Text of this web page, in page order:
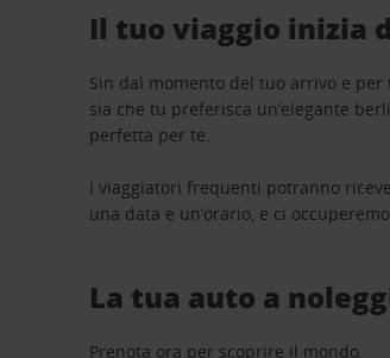
Il tuo viaggio inizia
Sin dal momento del tuo arrivo e
sia che tu preferisca un’elegante
perfetta per te.
I viaggiatori frequenti potranno
una data e un’orario, e ci
La tua auto a
Prenota ora per scoprire il mondo.